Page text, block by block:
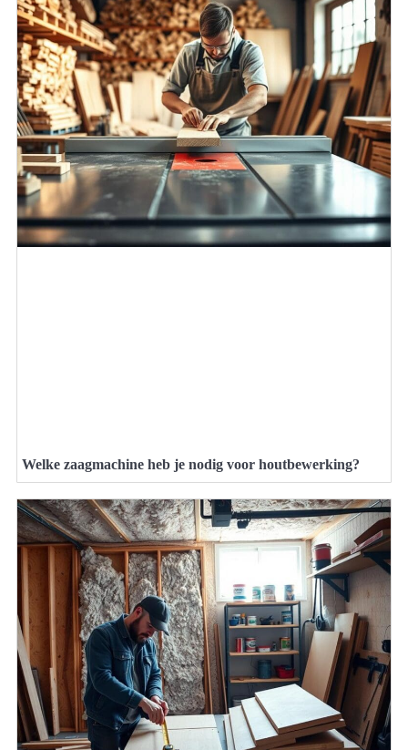
Welke zaagmachine heb je nodig voor houtbewerking?